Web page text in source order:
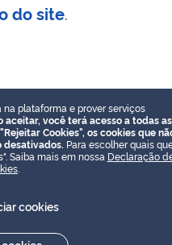
do site.
plataforma e prover serviços
aceitar, você terá acesso a todas as
Cookies", os cookies que
desativados. Para escolher quais
Saiba mais em nossa Declaração
cookies